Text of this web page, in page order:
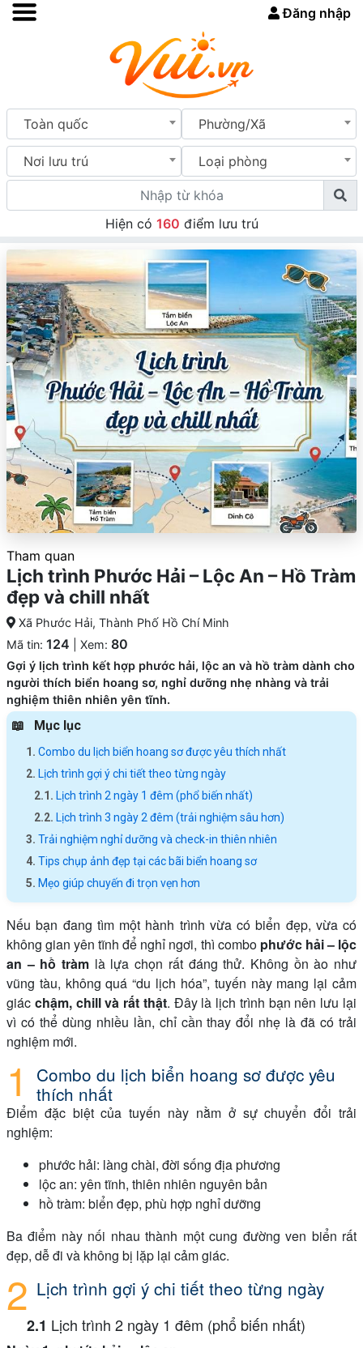
Đăng nhập
Toàn quốc Phường/Xã
Nơi lưu trú Loại phòng
Hiện có 160 điểm lưu trú
Tham quan
Lịch trình Phước Hải – Lộc An – Hồ Tràm
đẹp và chill nhất
Xã Phước Hải, Thành Phố Hồ Chí Minh
Mã tin: 124 | Xem: 80
Gợi ý lịch trình kết hợp phước hải, lộc an và hồ tràm dành cho
người thích biển hoang sơ, nghỉ dưỡng nhẹ nhàng và trải
nghiệm thiên nhiên yên tĩnh.
Mục lục
Combo du lịch biển hoang sơ được yêu thích nhất
Lịch trình gợi ý chi tiết theo từng ngày
Lịch trình 2 ngày 1 đêm (phổ biến nhất)
Lịch trình 3 ngày 2 đêm (trải nghiệm sâu hơn)
Trải nghiệm nghỉ dưỡng và check-in thiên nhiên
Tips chụp ảnh đẹp tại các bãi biển hoang sơ
Mẹo giúp chuyến đi trọn vẹn hơn
Nếu bạn đang tìm một hành trình vừa có biển đẹp, vừa có
không gian yên tĩnh để nghỉ ngơi, thì combo phước hải – lộc
an – hồ tràm là lựa chọn rất đáng thử. Không ồn ào như
vũng tàu, không quá “du lịch hóa”, tuyến này mang lại cảm
giác chậm, chill và rất thật. Đây là lịch trình bạn nên lưu lại
vì có thể dùng nhiều lần, chỉ cần thay đổi nhẹ là đã có trải
nghiệm mới.
Combo du lịch biển hoang sơ được yêu
thích nhất
Điểm đặc biệt của tuyến này nằm ở sự chuyển đổi trải
nghiệm:
phước hải: làng chài, đời sống địa phương
lộc an: yên tĩnh, thiên nhiên nguyên bản
hồ tràm: biển đẹp, phù hợp nghỉ dưỡng
Ba điểm này nối nhau thành một cung đường ven biển rất
đẹp, dễ đi và không bị lặp lại cảm giác.
Lịch trình gợi ý chi tiết theo từng ngày
Lịch trình 2 ngày 1 đêm (phổ biến nhất)